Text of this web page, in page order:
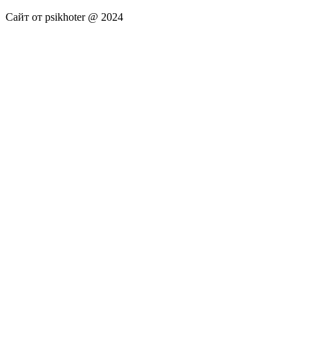
Сайт от psikhoter @ 2024